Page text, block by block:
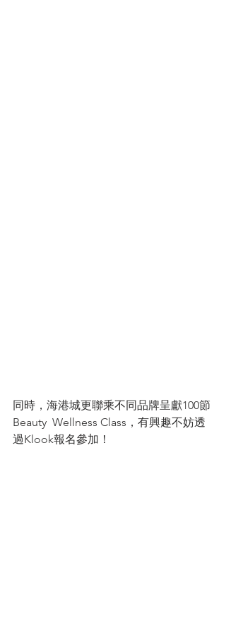
同時，海港城更聯乘不同品牌呈獻100節
Beauty  Wellness Class，有興趣不妨透
過Klook報名參加！